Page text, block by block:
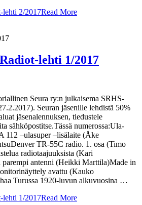
lehti 2/2017Read More
lehti 1/2017
Seura ry:n julkaisema SRHS-
Seuran jäsenille lehdistä 50%
jäsenalennuksen, tiedustele
sähköpostitse.Tässä numerossa:Ula-
112 –ulasuper –lisälaite (Åke
TR-55C radio. 1. osa (Timo
radiotaajuuksista (Kari
antenni (Heikki Marttila)Made in
avattu (Kauko
Turussa 1920-luvun alkuvuosina …
lehti 1/2017Read More